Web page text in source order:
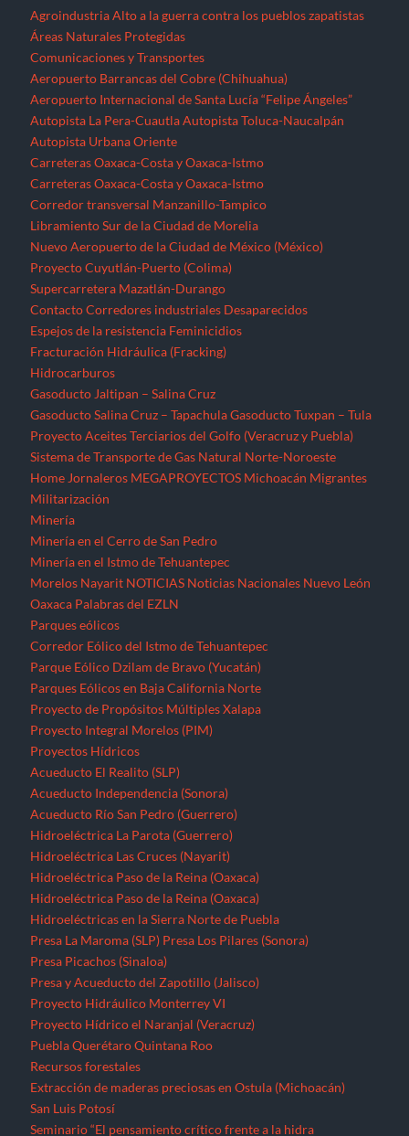
Agroindustria Alto a la guerra contra los pueblos zapatistas
Áreas Naturales Protegidas
Comunicaciones y Transportes
Aeropuerto Barrancas del Cobre (Chihuahua)
Aeropuerto Internacional de Santa Lucía “Felipe Ángeles”
Autopista La Pera-Cuautla Autopista Toluca-Naucalpán
Autopista Urbana Oriente
Carreteras Oaxaca-Costa y Oaxaca-Istmo
Carreteras Oaxaca-Costa y Oaxaca-Istmo
Corredor transversal Manzanillo-Tampico
Libramiento Sur de la Ciudad de Morelia
Nuevo Aeropuerto de la Ciudad de México (México)
Proyecto Cuyutlán-Puerto (Colima)
Supercarretera Mazatlán-Durango
Contacto Corredores industriales Desaparecidos
Espejos de la resistencia Feminicidios
Fracturación Hidráulica (Fracking)
Hidrocarburos
Gasoducto Jaltipan – Salina Cruz
Gasoducto Salina Cruz – Tapachula Gasoducto Tuxpan – Tula
Proyecto Aceites Terciarios del Golfo (Veracruz y Puebla)
Sistema de Transporte de Gas Natural Norte-Noroeste
Home Jornaleros MEGAPROYECTOS Michoacán Migrantes
Militarización
Minería
Minería en el Cerro de San Pedro
Minería en el Istmo de Tehuantepec
Morelos Nayarit NOTICIAS Noticias Nacionales Nuevo León
Oaxaca Palabras del EZLN
Parques eólicos
Corredor Eólico del Istmo de Tehuantepec
Parque Eólico Dzilam de Bravo (Yucatán)
Parques Eólicos en Baja California Norte
Proyecto de Propósitos Múltiples Xalapa
Proyecto Integral Morelos (PIM)
Proyectos Hídricos
Acueducto El Realito (SLP)
Acueducto Independencia (Sonora)
Acueducto Río San Pedro (Guerrero)
Hidroeléctrica La Parota (Guerrero)
Hidroeléctrica Las Cruces (Nayarit)
Hidroeléctrica Paso de la Reina (Oaxaca)
Hidroeléctrica Paso de la Reina (Oaxaca)
Hidroeléctricas en la Sierra Norte de Puebla
Presa La Maroma (SLP) Presa Los Pilares (Sonora)
Presa Picachos (Sinaloa)
Presa y Acueducto del Zapotillo (Jalisco)
Proyecto Hidráulico Monterrey VI
Proyecto Hídrico el Naranjal (Veracruz)
Puebla Querétaro Quintana Roo
Recursos forestales
Extracción de maderas preciosas en Ostula (Michoacán)
San Luis Potosí
Seminario “El pensamiento crítico frente a la hidra